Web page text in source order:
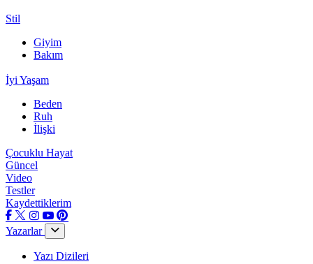
Stil
Giyim
Bakım
İyi Yaşam
Beden
Ruh
İlişki
Çocuklu Hayat
Güncel
Video
Testler
Kaydettiklerim
Yazarlar
Yazı Dizileri